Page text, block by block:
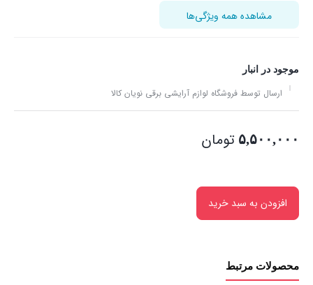
مشاهده همه ویژگی‌ها
موجود در انبار
ارسال توسط فروشگاه لوازم آرایشی برقی نویان کالا
۵,۵۰۰,۰۰۰ تومان
افزودن به سبد خرید
محصولات مرتبط